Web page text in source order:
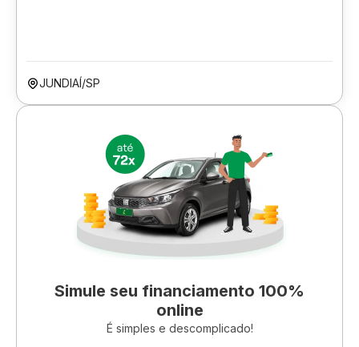
JUNDIAÍ/SP
Simule seu financiamento 100%
online
É simples e descomplicado!